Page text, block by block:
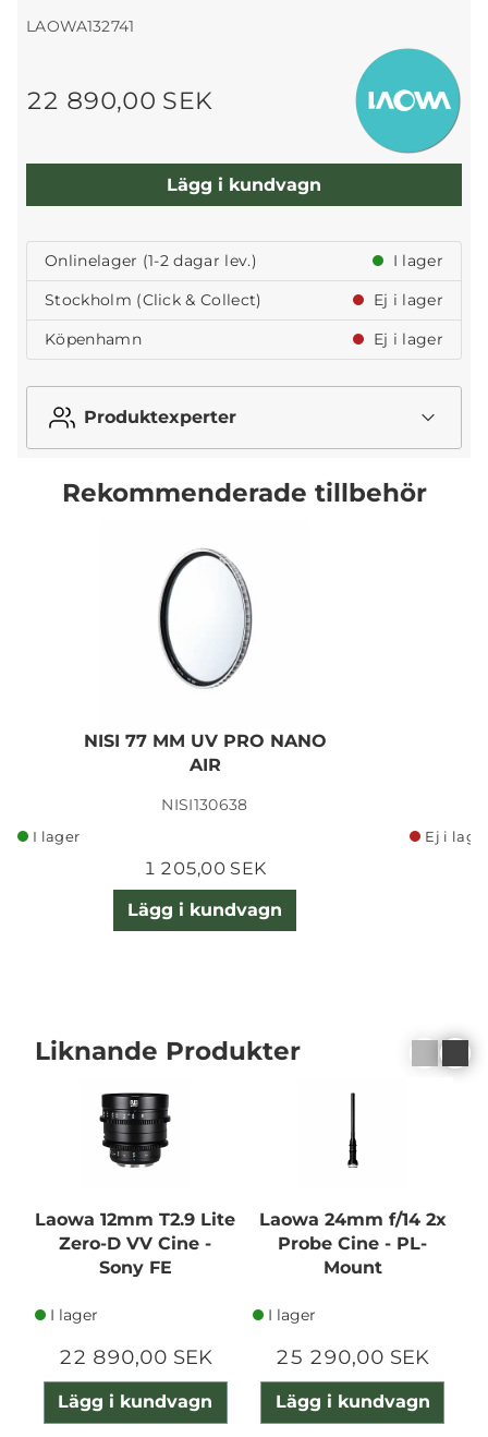
LAOWA132741
22 890,00 SEK
Lägg i kundvagn
Onlinelager (1-2 dagar lev.)
I lager
Stockholm (Click & Collect)
Ej i lager
Köpenhamn
Ej i lager
Produktexperter
Rekommenderade tillbehör
NISI 77 MM UV PRO NANO
AIR
NISI130638
I lager
1 205,00 SEK
Lägg i kundvagn
Ej i
Liknande Produkter
Laowa 12mm T2.9 Lite
Zero-D VV Cine -
Sony FE
I lager
22 890,00 SEK
Lägg i kundvagn
Laowa 24mm f/14 2x
Probe Cine - PL-
Mount
I lager
25 290,00 SEK
Lägg i kundvagn